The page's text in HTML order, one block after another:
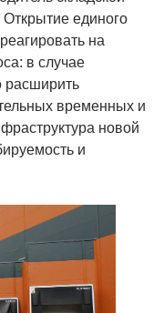
единого
на
в случае
расширить
временных и
новой
и